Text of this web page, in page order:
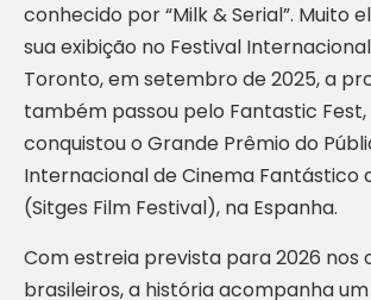
conhecido por “Milk & Serial”. Muito
sua exibição no Festival
Toronto, em setembro de 2025, a
também passou pelo Fantastic Fest,
conquistou o Grande Prêmio do
Internacional de Cinema Fantástico
(Sitges Film Festival), na Espanha.
Com estreia prevista para 2026 nos
brasileiros, a história acompanha